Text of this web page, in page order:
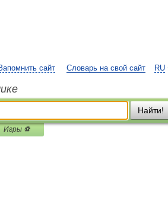
RU
сайт Словарь на свой сайт
Найти!
Игры ⚽